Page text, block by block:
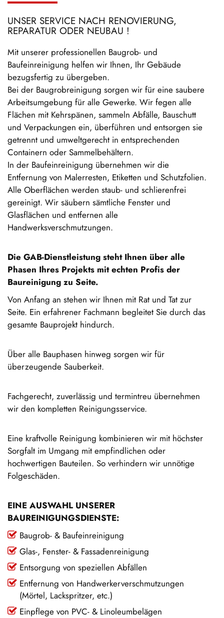
UNSER SERVICE NACH RENOVIERUNG,
REPARATUR ODER NEUBAU !
Mit unserer professionellen Baugrob- und
Baufeinreinigung helfen wir Ihnen, Ihr Gebäude
bezugsfertig zu übergeben.
Bei der Baugrobreinigung sorgen wir für eine saubere
Arbeitsumgebung für alle Gewerke. Wir fegen alle
Flächen mit Kehrspänen, sammeln Abfälle, Bauschutt
und Verpackungen ein, überführen und entsorgen sie
getrennt und umweltgerecht in entsprechenden
Containern oder Sammelbehältern.
In der Baufeinreinigung übernehmen wir die
Entfernung von Malerresten, Etiketten und Schutzfolien.
Alle Oberflächen werden staub- und schlierenfrei
gereinigt. Wir säubern sämtliche Fenster und
Glasflächen und entfernen alle
Handwerksverschmutzungen.
Die GAB-Dienstleistung steht Ihnen über alle
Phasen Ihres Projekts mit echten Profis der
Baureinigung zu Seite.
Von Anfang an stehen wir Ihnen mit Rat und Tat zur
Seite. Ein erfahrener Fachmann begleitet Sie durch das
gesamte Bauprojekt hindurch.
Über alle Bauphasen hinweg sorgen wir für
überzeugende Sauberkeit.
Fachgerecht, zuverlässig und termintreu übernehmen
wir den kompletten Reinigungsservice.
Eine kraftvolle Reinigung kombinieren wir mit höchster
Sorgfalt im Umgang mit empfindlichen oder
hochwertigen Bauteilen. So verhindern wir unnötige
Folgeschäden.
EINE AUSWAHL UNSERER
BAUREINIGUNGSDIENSTE:
Baugrob- & Baufeinreinigung
Glas-, Fenster- & Fassadenreinigung
Entsorgung von speziellen Abfällen
Entfernung von Handwerkerverschmutzungen
(Mörtel, Lackspritzer, etc.)
Einpflege von PVC- & Linoleumbelägen